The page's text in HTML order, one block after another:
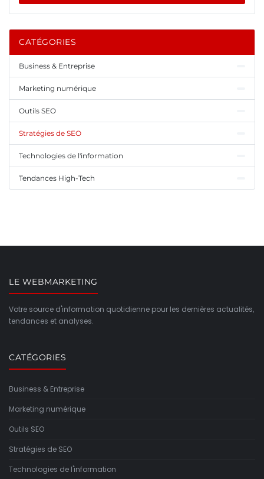
CATÉGORIES
Business & Entreprise
Marketing numérique
Outils SEO
Stratégies de SEO
Technologies de l'information
Tendances High-Tech
LE WEBMARKETING
Votre source d'information quotidienne pour les dernières actualités,
tendances et analyses.
CATÉGORIES
Business & Entreprise
Marketing numérique
Outils SEO
Stratégies de SEO
Technologies de l'information